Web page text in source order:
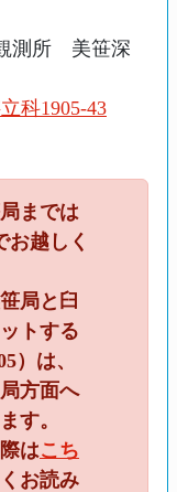
測所 美笹深
科1905-43
までは
お越しく
局と臼
トする
）は、
方面へ
す。
はこち
お読み